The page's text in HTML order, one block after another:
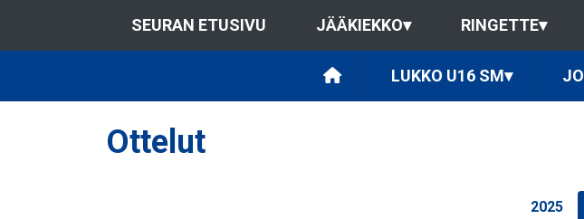
SEURAN ETUSIVU JÄÄKIEKKO▾ RINGETTE▾
LUKKO U16 SM▾
Ottelut
2025